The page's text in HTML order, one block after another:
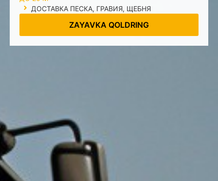
ДОСТАВКА ПЕСКА, ГРАВИЯ, ЩЕБНЯ
ZAYAVKA QOLDRING